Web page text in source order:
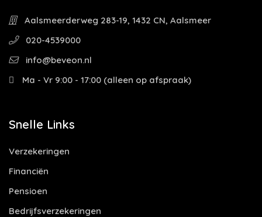
Aalsmeerderweg 283-19, 1432 CN, Aalsmeer
020-4539000
info@beveon.nl
Ma - Vr 9:00 - 17:00 (alleen op afspraak)
Snelle Links
Verzekeringen
Financiën
Pensioen
Bedrijfsverzekeringen